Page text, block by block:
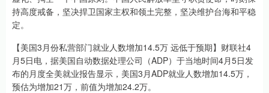
持高度戒备，坚决捍卫国家主权和领土完整，坚决维护台海和平稳
定。
【美国3月份私营部门就业人数增加14.5万 远低于预期】财联社4
月5日电，据美国自动数据处理公司（ADP）于当地时间4月5日发
布的月度全美就业报告显示，美国3月ADP就业人数增加14.5万，
预估为增加21万，前值为增加24.2万。